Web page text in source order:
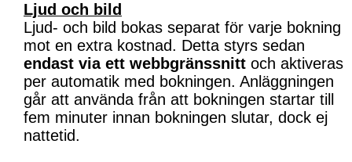
Ljud och bild
Ljud- och bild bokas separat för varje bokning
mot en extra kostnad. Detta styrs sedan
endast via ett webbgränssnitt och aktiveras
per automatik med bokningen. Anläggningen
går att använda från att bokningen startar till
fem minuter innan bokningen slutar, dock ej
nattetid.